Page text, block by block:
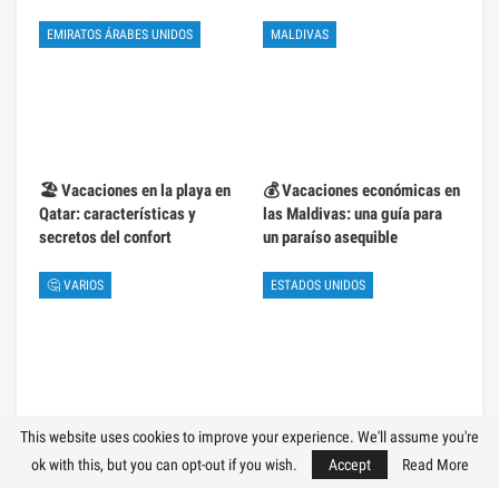
EMIRATOS ÁRABES UNIDOS
🏖️ Vacaciones en la playa en
Qatar: características y
secretos del confort
MALDIVAS
💰 Vacaciones económicas en
las Maldivas: una guía para
un paraíso asequible
🤔 VARIOS
🥣 La vuelta al mundo en el
mundo de las sopas: top 10
ESTADOS UNIDOS
👨‍👩‍👧‍👦 Vacaciones
familiares en California: los
This website uses cookies to improve your experience. We'll assume you're
ok with this, but you can opt-out if you wish.
Accept Read More